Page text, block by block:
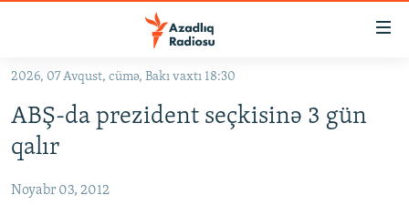
Əsas
qayıt
Əsas
naviqasiyaya
qayıt
#İZAHLA
KORRUPSIOMETR
#ƏSLINDƏ
2026, 07 Avqust, cümə, Bakı vaxtı 18:30
ABŞ-da prezident seçkisinə 3 gün
qalır
Noyabr 03, 2012